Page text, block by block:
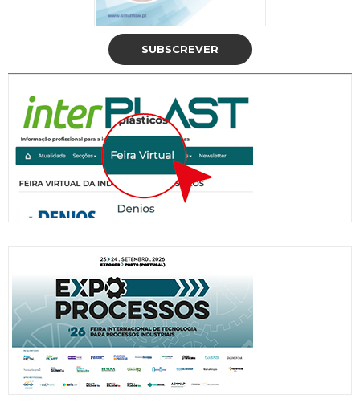
SUBSCREVER